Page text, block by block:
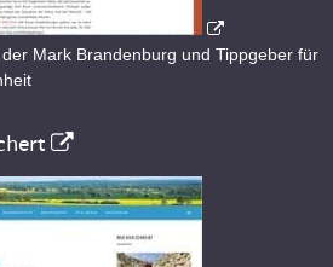
Mark Brandenburg und Tippgeber für